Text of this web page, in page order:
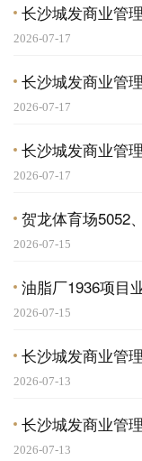
2026-07-17
长沙城发商业管
2026-07-17
2026-07-17
2026-07-15
2026-07-15
2026-07-13
长沙城发商业管
2026-07-13